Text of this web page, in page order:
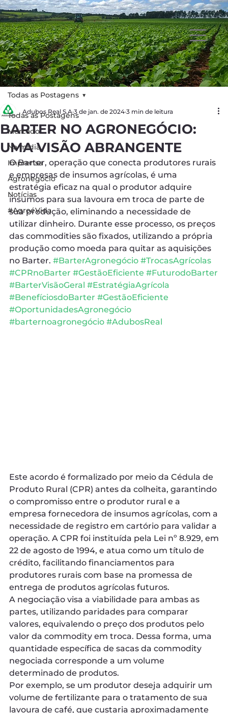
Todas as Postagens
Mercado
Na mídia
Imprensa
Agronegócio
Notícias
#AgroéVida
Todas as Postagens
BARTER NO AGRONEGÓCIO:
UMA VISÃO ABRANGENTE
Adubos Real S.A 3 de jan. de 2024 3 min de leitura
O Barter, operação que conecta produtores rurais
e empresas de insumos agrícolas, é uma
estratégia eficaz na qual o produtor adquire
insumos para sua lavoura em troca de parte de
sua produção, eliminando a necessidade de
utilizar dinheiro. Durante esse processo, os preços
das commodities são fixados, utilizando a própria
produção como moeda para quitar as aquisições
no Barter. #BarterAgronegócio #TrocasAgrícolas
#CPRnoBarter #GestãoEficiente #FuturodoBarter
#BarterVisãoGeral #EstratégiaAgrícola
#BenefíciosdoBarter #GestãoEficiente
#OportunidadesAgronegócio
#barternoagronegócio #AdubosReal
Este acordo é formalizado por meio da Cédula de
Produto Rural (CPR) antes da colheita, garantindo
o compromisso entre o produtor rural e a
empresa fornecedora de insumos agrícolas, com a
necessidade de registro em cartório para validar a
operação. A CPR foi instituída pela Lei nº 8.929, em
22 de agosto de 1994, e atua como um título de
crédito, facilitando financiamentos para
produtores rurais com base na promessa de
entrega de produtos agrícolas futuros.
A negociação visa a viabilidade para ambas as
partes, utilizando paridades para comparar
valores, equivalendo o preço dos produtos pelo
valor da commodity em troca. Dessa forma, uma
quantidade específica de sacas da commodity
negociada corresponde a um volume
determinado de produtos.
Por exemplo, se um produtor deseja adquirir um
volume de fertilizante para o tratamento de sua
lavoura de café, que custaria aproximadamente